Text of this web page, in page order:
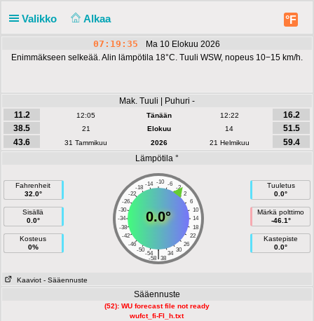
Valikko Alkaa °F
07:19:35
Ma 10 Elokuu 2026
Enimmäkseen selkeää. Alin lämpötila 18°C. Tuuli WSW, nopeus 10−15 km/h.
Mak. Tuuli | Puhuri -
11.2
12:05 Tänään 12:22
16.2
38.5
21 Elokuu 14
51.5
43.6
31 Tammikuu 2026 21 Helmikuu
59.4
Lämpötila °
Fahrenheit
32.0°
Sisällä
0.0°
Kosteus
0%
-10
-14 -6
-18
-2
-22
2
-26
6
-30
10
-34
14
-38
18
-42
22
-46
26
-50
30
-54 34
|
-58 38
0.0°
Tuuletus
0.0°
Märkä polttimo
-46.1°
Kastepiste
0.0°
Kaaviot - Sääennuste
Sääennuste
(52): WU forecast file not ready
wufct_fi-FI_h.txt